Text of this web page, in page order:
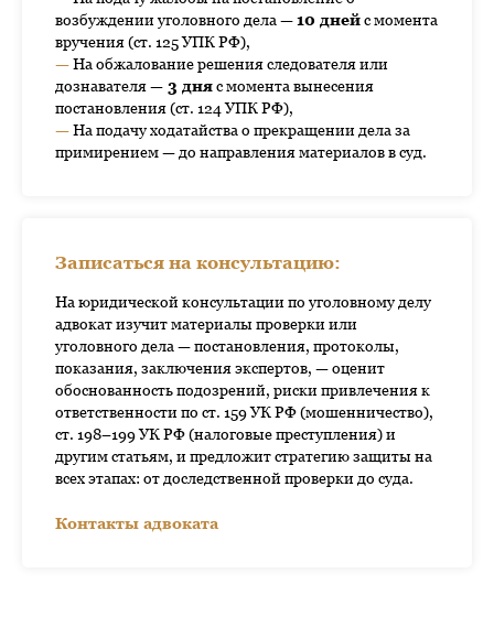
возбуждении уголовного дела —10 днейс момента
вручения (ст. 125 УПК РФ),
—На обжалование решения следователя или
дознавателя — 3 дняс момента вынесения
постановления (ст. 124 УПК РФ),
—На подачу ходатайства о прекращении дела за
примирением — до направления материалов в суд.
Записаться на консультацию:
На юридической консультации по уголовному делу
адвокат изучит материалы проверки или
уголовного дела — постановления, протоколы,
показания, заключения экспертов, — оценит
обоснованность подозрений, риски привлечения к
ответственности по ст. 159 УК РФ (мошенничество),
ст. 198–199 УК РФ (налоговые преступления) и
другим статьям, и предложит стратегию защиты на
всех этапах: от доследственной проверки до суда.
Контакты адвоката
Гурин
А Д В О К А Т
Контакты